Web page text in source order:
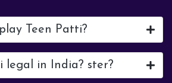
Teen Patti?
legal in India? ster?